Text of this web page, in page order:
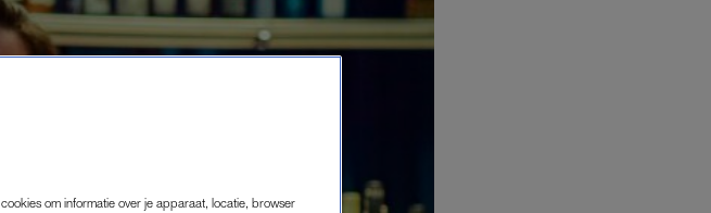
om informatie over je apparaat, locatie, browser